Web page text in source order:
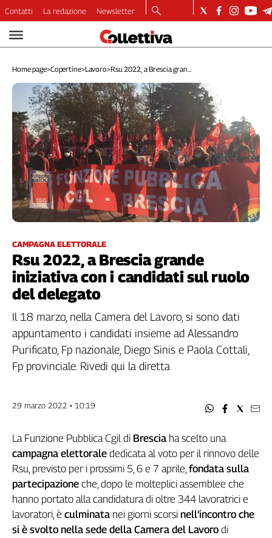
Video
Dirette
Longform
Copertine
Economia
Lavoro
Ambiente
Diritti
Welfare
Italia
Internazionale
Categorie
Filcams
Filctem
Fillea
Flai
Fp
Slc
Spi
Inca
Caaf
Speciali
G8
Contatti La redazione Newsletter
Home page>Copertine>Lavoro>Rsu 2022, a Brescia gran...
CAMPAGNA ELETTORALE
Rsu 2022, a Brescia grande
iniziativa con i candidati sul ruolo
del delegato
Il 18 marzo, nella Camera del Lavoro, si sono dati
appuntamento i candidati insieme ad Alessandro
Purificato, Fp nazionale, Diego Sinis e Paola Cottali,
Fp provinciale. Rivedi qui la diretta
29 marzo 2022 • 10:19
La Funzione Pubblica Cgil di Brescia ha scelto una
campagna elettorale dedicata al voto per il rinnovo delle
Rsu, previsto per i prossimi 5, 6 e 7 aprile, fondata sulla
partecipazione che, dopo le molteplici assemblee che
hanno portato alla candidatura di oltre 344 lavoratrici e
lavoratori, è culminata nei giorni scorsi nell’incontro che
si è svolto nella sede della Camera del Lavoro di